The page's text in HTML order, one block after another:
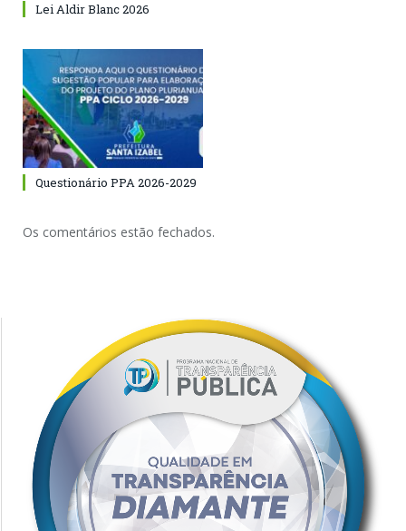
Lei Aldir Blanc 2026
Questionário PPA 2026-2029
Os comentários estão fechados.